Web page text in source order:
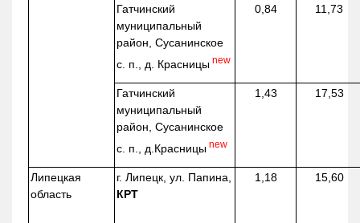
Гатчинский
муниципальный
район, Сусанинское
с. п., д. Красницы new
0,84 11,73
Гатчинский
муниципальный
район, Сусанинское
с. п., д.Красницы new
1,43 17,53
Липецкая
область
г. Липецк, ул. Папина,
КРТ
1,18 15,60